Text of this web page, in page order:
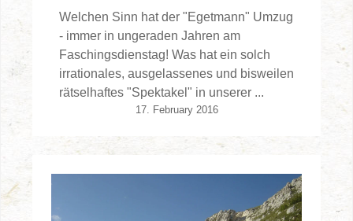
Welchen Sinn hat der "Egetmann" Umzug
- immer in ungeraden Jahren am
Faschingsdienstag! Was hat ein solch
irrationales, ausgelassenes und bisweilen
rätselhaftes "Spektakel" in unserer ...
17. February 2016